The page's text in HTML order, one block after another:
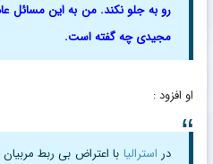
رو به جلو نکند. من به این مسائل
مجیدی چه گفته است.
او افزود :
در استرالیا با اعتراض بی‌ ربط